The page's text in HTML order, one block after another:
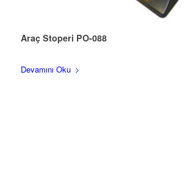
Araç Stoperi PO-088
Devamını Oku